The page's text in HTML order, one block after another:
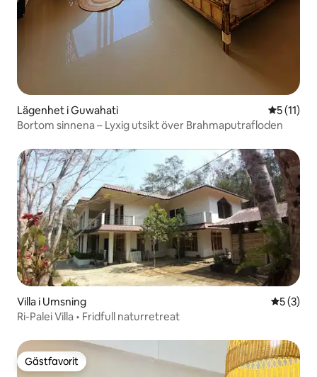
Lägenhet i Guwahati 5 av 5 i
5 (11)
Bortom sinnena – Lyxig utsikt över Brahmaputrafloden
Villa i Umsning 5 av 5 i
5 (3)
Ri-Palei Villa • Fridfull naturretreat
Gästfavorit
Gästfavorit